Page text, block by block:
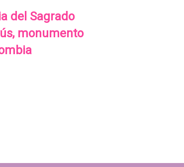
del Sagrado
monumento